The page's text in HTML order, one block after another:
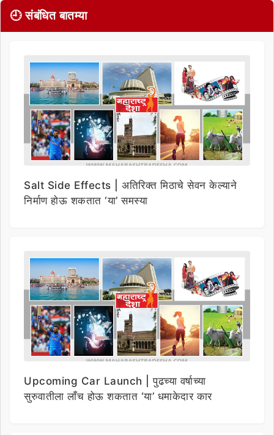
🕘 संबंधित बातम्या
Salt Side Effects | अतिरिक्त मिठाचे सेवन केल्याने
निर्माण होऊ शकतात ‘या’ समस्या
Upcoming Car Launch | पुढच्या वर्षाच्या
सुरुवातीला लाँच होऊ शकतात ‘या’ धमाकेदार कार